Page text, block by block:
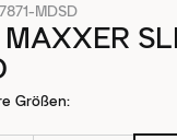
MDSD
Größen: